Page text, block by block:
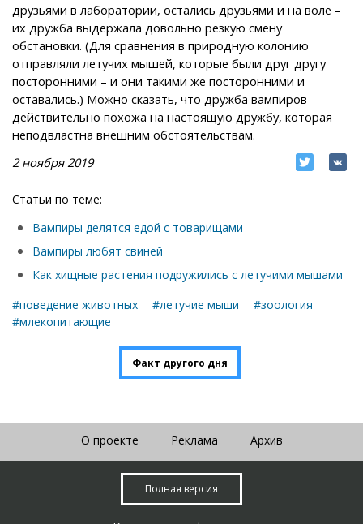
друзьями в лаборатории, остались друзьями и на воле –
их дружба выдержала довольно резкую смену
обстановки. (Для сравнения в природную колонию
отправляли летучих мышей, которые были друг другу
посторонними – и они такими же посторонними и
оставались.) Можно сказать, что дружба вампиров
действительно похожа на настоящую дружбу, которая
неподвластна внешним обстоятельствам.
2 ноября 2019
Статьи по теме:
Вампиры делятся едой с товарищами
Вампиры любят свиней
Как хищные растения подружились с летучими мышами
#поведение животных
#летучие мыши
#зоология
#млекопитающие
Факт другого дня
О проекте Реклама Архив
Полная версия